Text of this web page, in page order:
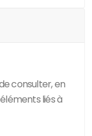
consulter, en
éléments liés à